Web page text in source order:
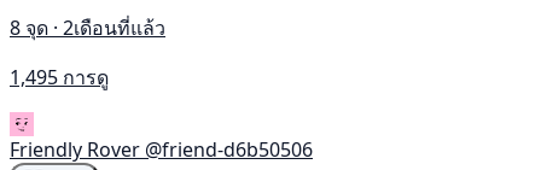
8 จุด · 2เดือนที่แล้ว
1,495 การดู
Friendly Rover @friend-d6b50506